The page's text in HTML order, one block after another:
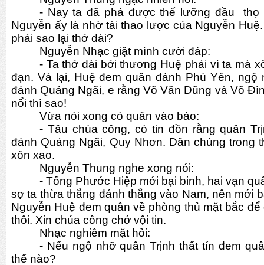
- Nay ta đã phá được thế lưỡng đầu  thọ
Nguyễn ấy là nhờ tài thao lược của Nguyễn
phải sao lại thở dài?
Nguyễn Nhạc giật mình cười đáp:
- Ta thở dài bởi thương Huệ phải vì ta mà
đạn. Vả lại, Huệ đem quân đánh Phú Yên, ngộ
đánh Quảng Ngãi, e rằng Võ Văn Dũng và Võ
nổi thì sao!
Vừa nói xong có quân vào báo:
- Tâu chúa công, có tin đồn rằng quân
đánh Quảng Ngãi, Quy Nhơn. Dân chúng trong
xôn xao.
Nguyễn Thung nghe xong nói:
- Tống Phước Hiệp mới bại binh, hai vạn
sợ ta thừa thắng đánh thẳng vào Nam, nên mới
Nguyễn Huệ đem quân về phòng thủ mặt bắc
thôi. Xin chúa công chớ vội tin.
Nhạc nghiêm mặt hỏi:
- Nếu ngộ nhỡ quân Trịnh thất tín đem
thế nào?